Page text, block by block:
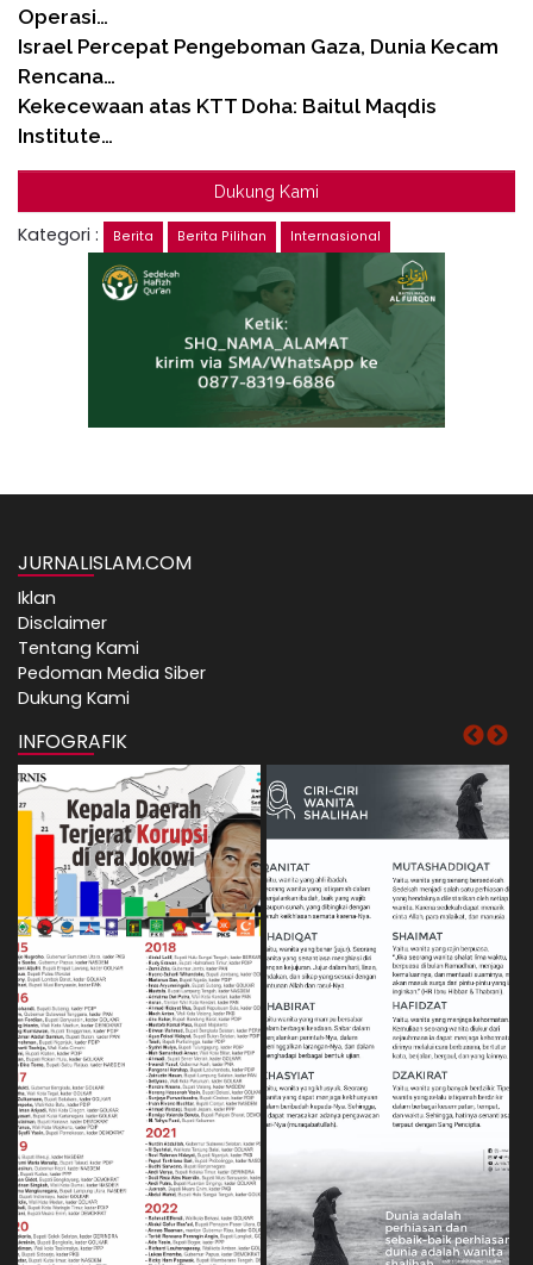
Operasi…
Israel Percepat Pengeboman Gaza, Dunia Kecam
Rencana…
Kekecewaan atas KTT Doha: Baitul Maqdis
Institute…
Dukung Kami
Kategori : Berita Berita Pilihan Internasional
JURNALISLAM.COM
Iklan
Disclaimer
Tentang Kami
Pedoman Media Siber
Dukung Kami
INFOGRAFIK